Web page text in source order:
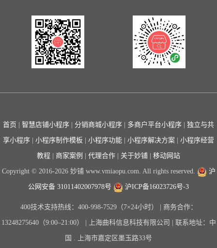
首页 智慧店铺小程序 分销商城小程序 多商户平台小程序 独立与共
享小程序 小程序制作模板 小程序功能 小程序解决方案 小程序经营
教程 商家案例 代理合作 关于妙铺 移动网站
Copyright © 2016-2026 妙铺 www.vmiaopu.com. All rights reserved. 沪
公网安备 31011402007978号 沪ICP备16023726号-3
400技术支持热线：400-998-7529（7×24小时） | 商务合作：
13248275640（9:00–21:00） | 上海曲科信息科技有限公司 | 联系地址：中
国 . 上海市嘉定区墨玉路33号